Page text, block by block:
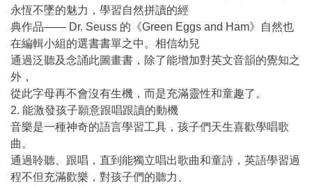
永恆不墜的魅力，學習自然拼讀的經
典作品―― Dr. Seuss 的《Green Eggs and Ham》自然也
在編輯小組的選書書單之中。相信幼兒
通過泛聽及念誦此圖畫書，除了能增加對英文音韻的覺知之
外，
從此字母再不會沒有生機，而是充滿靈性和童趣了。
2. 能激發孩子願意跟唱跟讀的動機
音樂是一種神奇的語言學習工具，孩子們天生喜歡學唱歌
曲。
通過聆聽、跟唱，直到能獨立唱出歌曲和童詩，英語學習過
程不但充滿歡樂，對孩子們的聽力、